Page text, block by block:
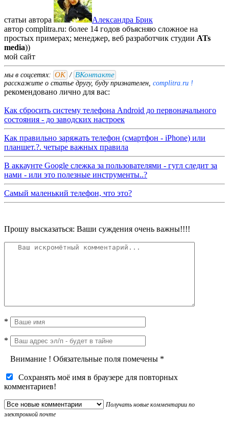
статьи автора
Александра Брик
автор complitra.ru: более 14 годов объясняю сложное на
простых примерах; менеджер, веб разработчик студии ATs
media))
мой сайт
мы в соцсетях: ОК / ВКонтакте
расскажите о статье другу, буду признателен, complitra.ru !
рекомендовано лично для вас:
Как сбросить систему телефона Android до первоначального
состояния - до заводских настроек
Как правильно заряжать телефон (смартфон - iPhone) или
планшет.?. четыре важных правила
В аккаунте Google слежка за пользователями - гугл следит за
нами - или это полезные инструменты..?
Самый маленький телефон, что это?
Прошу высказаться: Ваши суждения очень важны!!!!
*
*
Внимание ! Обязательные поля помечены *
Сохранять моё имя в браузере для повторных
комментариев!
Получать новые комментарии по
электронной почте